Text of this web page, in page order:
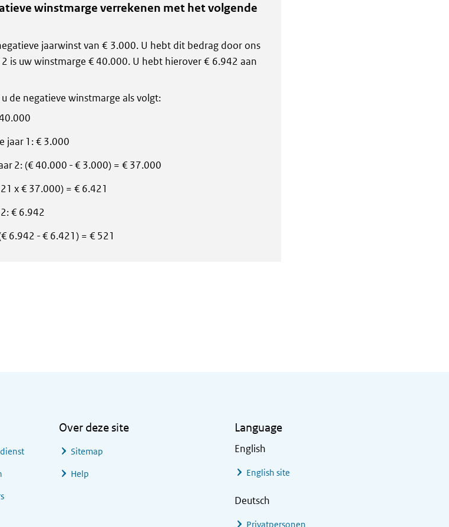
winstmarge verrekenen met het volgende
jaarwinst van € 3.000. U hebt dit bedrag door ons
is uw winstmarge € 40.000. U hebt hierover € 6.942 aan
de negatieve winstmarge als volgt:
jaar 1: € 3.000
2: (€ 40.000 - € 3.000) = € 37.000
x € 37.000) = € 6.421
€ 6.942
6.942 - € 6.421) = € 521
Over deze site
Sitemap
Help
Language
English
English site
Deutsch
Privatpersonen